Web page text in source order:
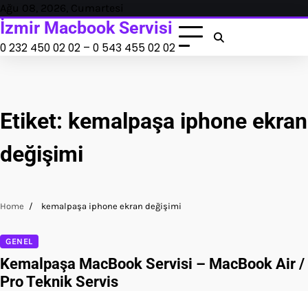
Skip
to
content
Ağu 08, 2026, Cumartesi
İzmir Macbook Servisi
0 232 450 02 02 – 0 543 455 02 02
Etiket: kemalpaşa iphone ekran
değişimi
Home kemalpaşa iphone ekran değişimi
GENEL
Kemalpaşa MacBook Servisi – MacBook Air /
Pro Teknik Servis